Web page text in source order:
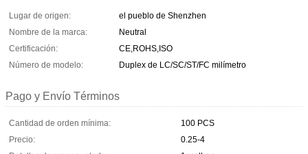
Lugar de origen:
el pueblo de Shenzhen
Nombre de la marca:
Neutral
Certificación:
CE,ROHS,ISO
Número de modelo:
Duplex de LC/SC/ST/FC milímetro
Pago y Envío Términos
Cantidad de orden mínima:
100 PCS
Precio:
0.25-4